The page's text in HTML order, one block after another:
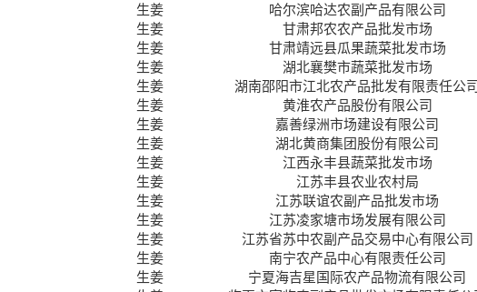
生姜
哈尔滨哈达农副产品有限公司
生姜
甘肃邦农农产品批发市场
生姜
甘肃靖远县瓜果蔬菜批发市场
生姜
湖北襄樊市蔬菜批发市场
生姜
湖南邵阳市江北农产品批发有限责任公司
生姜
黄淮农产品股份有限公司
生姜
嘉善绿洲市场建设有限公司
生姜
湖北黄商集团股份有限公司
生姜
江西永丰县蔬菜批发市场
生姜
江苏丰县农业农村局
生姜
江苏联谊农副产品批发市场
生姜
江苏凌家塘市场发展有限公司
生姜
江苏省苏中农副产品交易中心有限公司
生姜
南宁农产品中心有限责任公司
生姜
宁夏海吉星国际农产品物流有限公司